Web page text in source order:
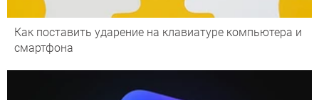
Как поставить ударение на клавиатуре компьютера и
смартфона